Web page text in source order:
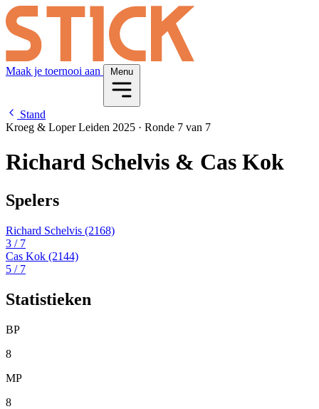
Maak je toernooi aan Menu
Stand
Kroeg & Loper Leiden 2025 · Ronde 7 van 7
Richard Schelvis & Cas Kok
Spelers
Richard Schelvis (2168)
3 / 7
Cas Kok (2144)
5 / 7
Statistieken
BP
8
MP
8